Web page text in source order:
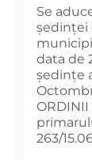
Se
ședinței
data de
ședințe
263/